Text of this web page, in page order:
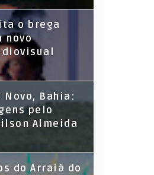
o brega
novo
Novo, Bahia:
pelo
Almeida
do Arraiá do